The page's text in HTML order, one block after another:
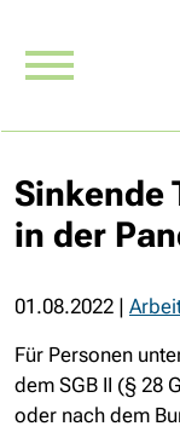
Sinkende
in der
01.08.2022 |
Für Personen
dem SGB II (§ 28
oder nach dem